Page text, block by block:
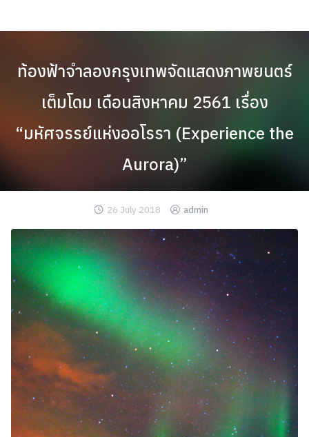
to
ท้องฟ้าจำลองกรุงเทพจัดแสดงภาพยนตร์
เต็มโดม เดือนสิงหาคม 2561 เรื่อง
“มหัศจรรย์แห่งออโรรา (Experience the
Aurora)”
26 July 2018 admin